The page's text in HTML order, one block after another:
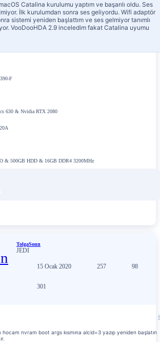
Catalina kurulumu yaptım ve başarılı oldu. Ses
İlk kurulumdan sonra ses geliyordu. Wifi adaptör
sistemi yeniden başlattım ve ses gelmiyor tanımlı
VooDooHDA 2.9 inceledim fakat Catalina uyumu
F
630 & Nvidia RTX 2080
& 500GB HDD & 16GB DDR4 3200MHz
TolgaSonn
JEDI
15 Ocak 2020 257 98
301
hocam nvram boot args kısmına alcid=3 yazıp yeniden başlatın